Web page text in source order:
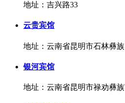
地址：吉兴路33
云贵宾馆
地址：云南省昆明市石林彝
银河宾馆
地址：云南省昆明市禄劝彝